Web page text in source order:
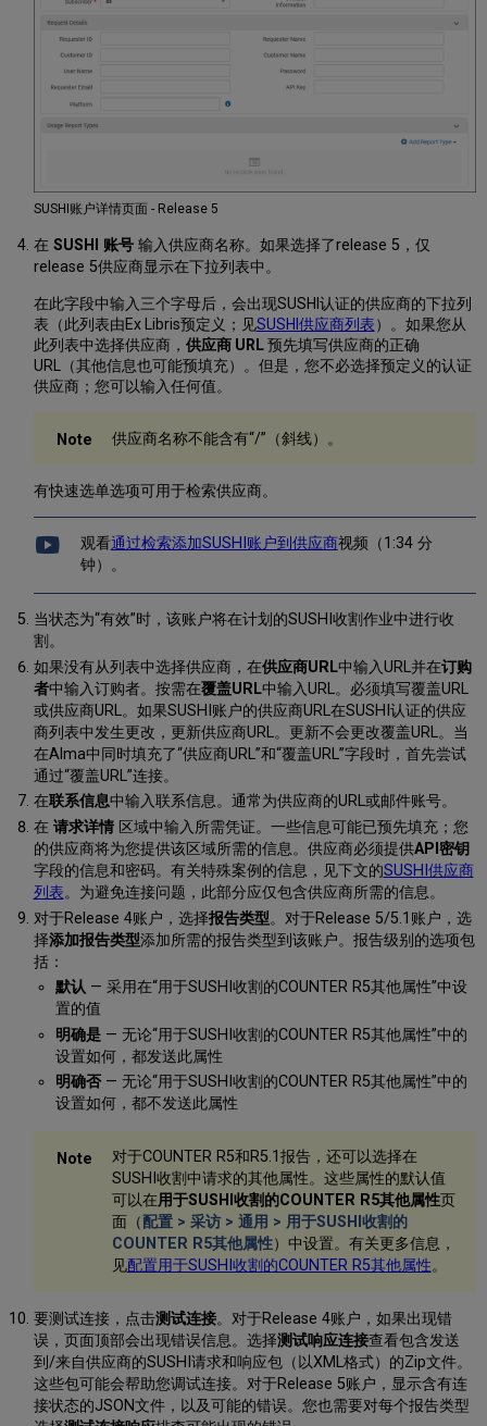
SUSHI账户详情页面 - Release 5
在 SUSHI 账号输入供应商名称。如果选择了release 5，仅
release 5供应商显示在下拉列表中。
在此字段中输入三个字母后，会出现SUSHI认证的供应商的下拉列
表（此列表由Ex Libris预定义；见SUSHI供应商列表）。如果您从
此列表中选择供应商， 供应商 URL预先填写供应商的正确
URL（其他信息也可能预填充）。但是，您不必选择预定义的认证
供应商；您可以输入任何值。
供应商名称不能含有“/”（斜线）。
有快速选单选项可用于检索供应商。
观看通过检索添加SUSHI账户到供应商视频（1:34 分
钟）。
当状态为“有效”时，该账户将在计划的SUSHI收割作业中进行收
割。
如果没有从列表中选择供应商，在供应商URL中输入URL并在订购
者中输入订购者。按需在覆盖URL中输入URL。必须填写覆盖URL
或供应商URL。如果SUSHI账户的供应商URL在SUSHI认证的供应
商列表中发生更改，更新供应商URL。更新不会更改覆盖URL。当
在Alma中同时填充了“供应商URL”和“覆盖URL”字段时，首先尝试
通过“覆盖URL”连接。
在联系信息中输入联系信息。通常为供应商的URL或邮件账号。
在 请求详情区域中输入所需凭证。一些信息可能已预先填充；您
的供应商将为您提供该区域所需的信息。供应商必须提供API密钥
字段的信息和密码。有关特殊案例的信息，见下文的SUSHI供应商
列表。为避免连接问题，此部分应仅包含供应商所需的信息。
对于Release 4账户，选择报告类型。对于Release 5/5.1账户，选
择添加报告类型添加所需的报告类型到该账户。报告级别的选项包
括：
默认 — 采用在“用于SUSHI收割的COUNTER R5其他属性”中设
置的值
明确是— 无论“用于SUSHI收割的COUNTER R5其他属性”中的
设置如何，都发送此属性
明确否— 无论“用于SUSHI收割的COUNTER R5其他属性”中的
设置如何，都不发送此属性
对于COUNTER R5和R5.1报告，还可以选择在
SUSHI收割中请求的其他属性。这些属性的默认值
可以在用于SUSHI收割的COUNTER R5其他属性页
面（配置 > 采访 > 通用 > 用于SUSHI收割的
COUNTER R5其他属性）中设置。有关更多信息，
见配置用于SUSHI收割的COUNTER R5其他属性。
要测试连接，点击测试连接。对于Release 4账户，如果出现错
误，页面顶部会出现错误信息。选择测试响应连接查看包含发送
到/来自供应商的SUSHI请求和响应包（以XML格式）的Zip文件。
这些包可能会帮助您调试连接。对于Release 5账户，显示含有连
接状态的JSON文件，以及可能的错误。您也需要对每个报告类型